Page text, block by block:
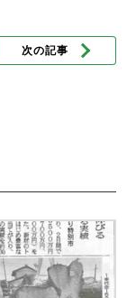
次の記事